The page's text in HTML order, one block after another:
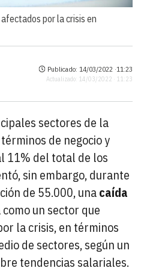
por la crisis en
Publicado: 14/03/2022 ·11:23
Actualizado: 14/03/2022 · 11:23
sectores de la
de negocio y
11% del total de los
sin embargo, durante
de 55.000, unacaída
un sector que
la crisis, en términos
de sectores, según un
tendencias salariales.